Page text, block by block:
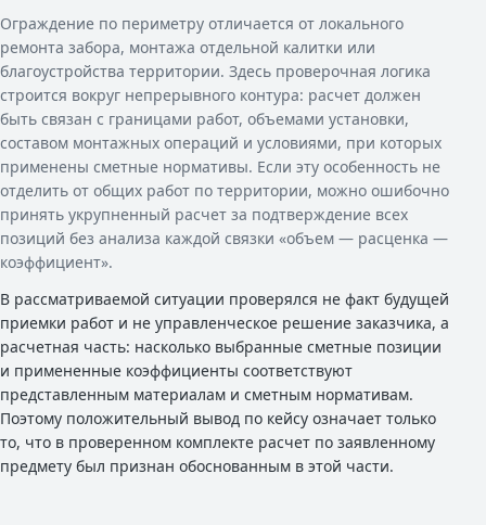
Ограждение по периметру отличается от локального
ремонта забора, монтажа отдельной калитки или
благоустройства территории. Здесь проверочная логика
строится вокруг непрерывного контура: расчет должен
быть связан с границами работ, объемами установки,
составом монтажных операций и условиями, при которых
применены сметные нормативы. Если эту особенность не
отделить от общих работ по территории, можно ошибочно
принять укрупненный расчет за подтверждение всех
позиций без анализа каждой связки «объем — расценка —
коэффициент».
В рассматриваемой ситуации проверялся не факт будущей
приемки работ и не управленческое решение заказчика, а
расчетная часть: насколько выбранные сметные позиции
и примененные коэффициенты соответствуют
представленным материалам и сметным нормативам.
Поэтому положительный вывод по кейсу означает только
то, что в проверенном комплекте расчет по заявленному
предмету был признан обоснованным в этой части.